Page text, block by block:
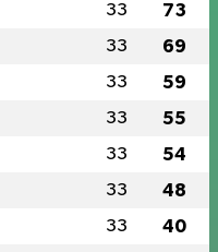
33 73
33 69
33 59
33 55
33 54
33 48
33 40